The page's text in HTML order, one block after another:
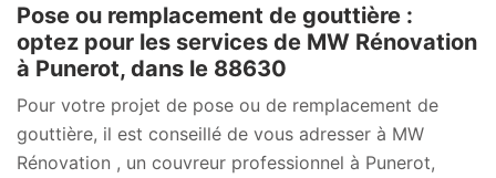
Pose ou remplacement de gouttière :
optez pour les services de MW Rénovation
à Punerot, dans le 88630
Pour votre projet de pose ou de remplacement de
gouttière, il est conseillé de vous adresser à MW
Rénovation , un couvreur professionnel à Punerot,